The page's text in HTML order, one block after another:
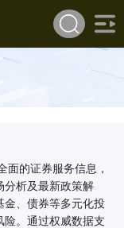
的证券服务信息，
分析及最新政策解
、债券等多元化投
。通过权威数据支